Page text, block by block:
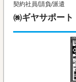
契約社員/請負/派遣
㈱ギヤサポート